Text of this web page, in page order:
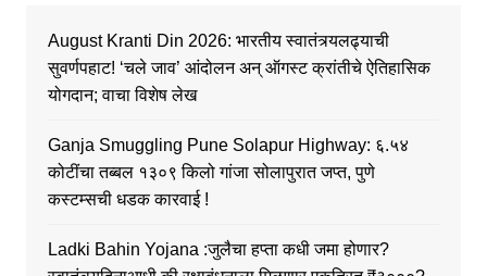
August Kranti Din 2026: भारतीय स्वातंत्र्यलढ्याची
सुवर्णपहाट! ‘चले जाव’ आंदोलन अन् ऑगस्ट क्रांतीचे ऐतिहासिक
योगदान; वाचा विशेष लेख
Ganja Smuggling Pune Solapur Highway: ६.५४
कोटींचा तब्बल १३०९ किलो गांजा सोलापुरात जप्त, पुणे
कस्टम्सची धडक कारवाई !
Ladki Bahin Yojana :जुलैचा हप्ता कधी जमा होणार?